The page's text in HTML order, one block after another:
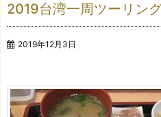
2019台湾一周ツーリ
2019年12月3日